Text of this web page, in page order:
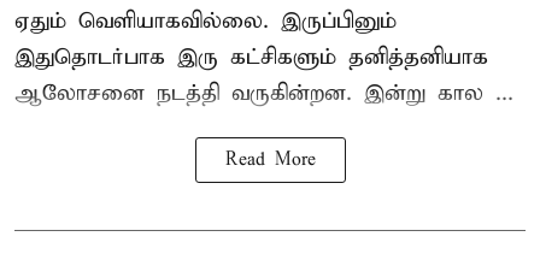
ஏதும் வெளியாகவில்லை. இருப்பினும்
இதுதொடர்பாக இரு கட்சிகளும் தனித்தனியாக
ஆலோசனை நடத்தி வருகின்றன. இன்று கால ...
Read More